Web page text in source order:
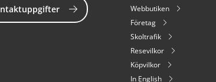
Webbutiken
Företag
Skoltrafik
Resevilkor
Köpvilkor
In English